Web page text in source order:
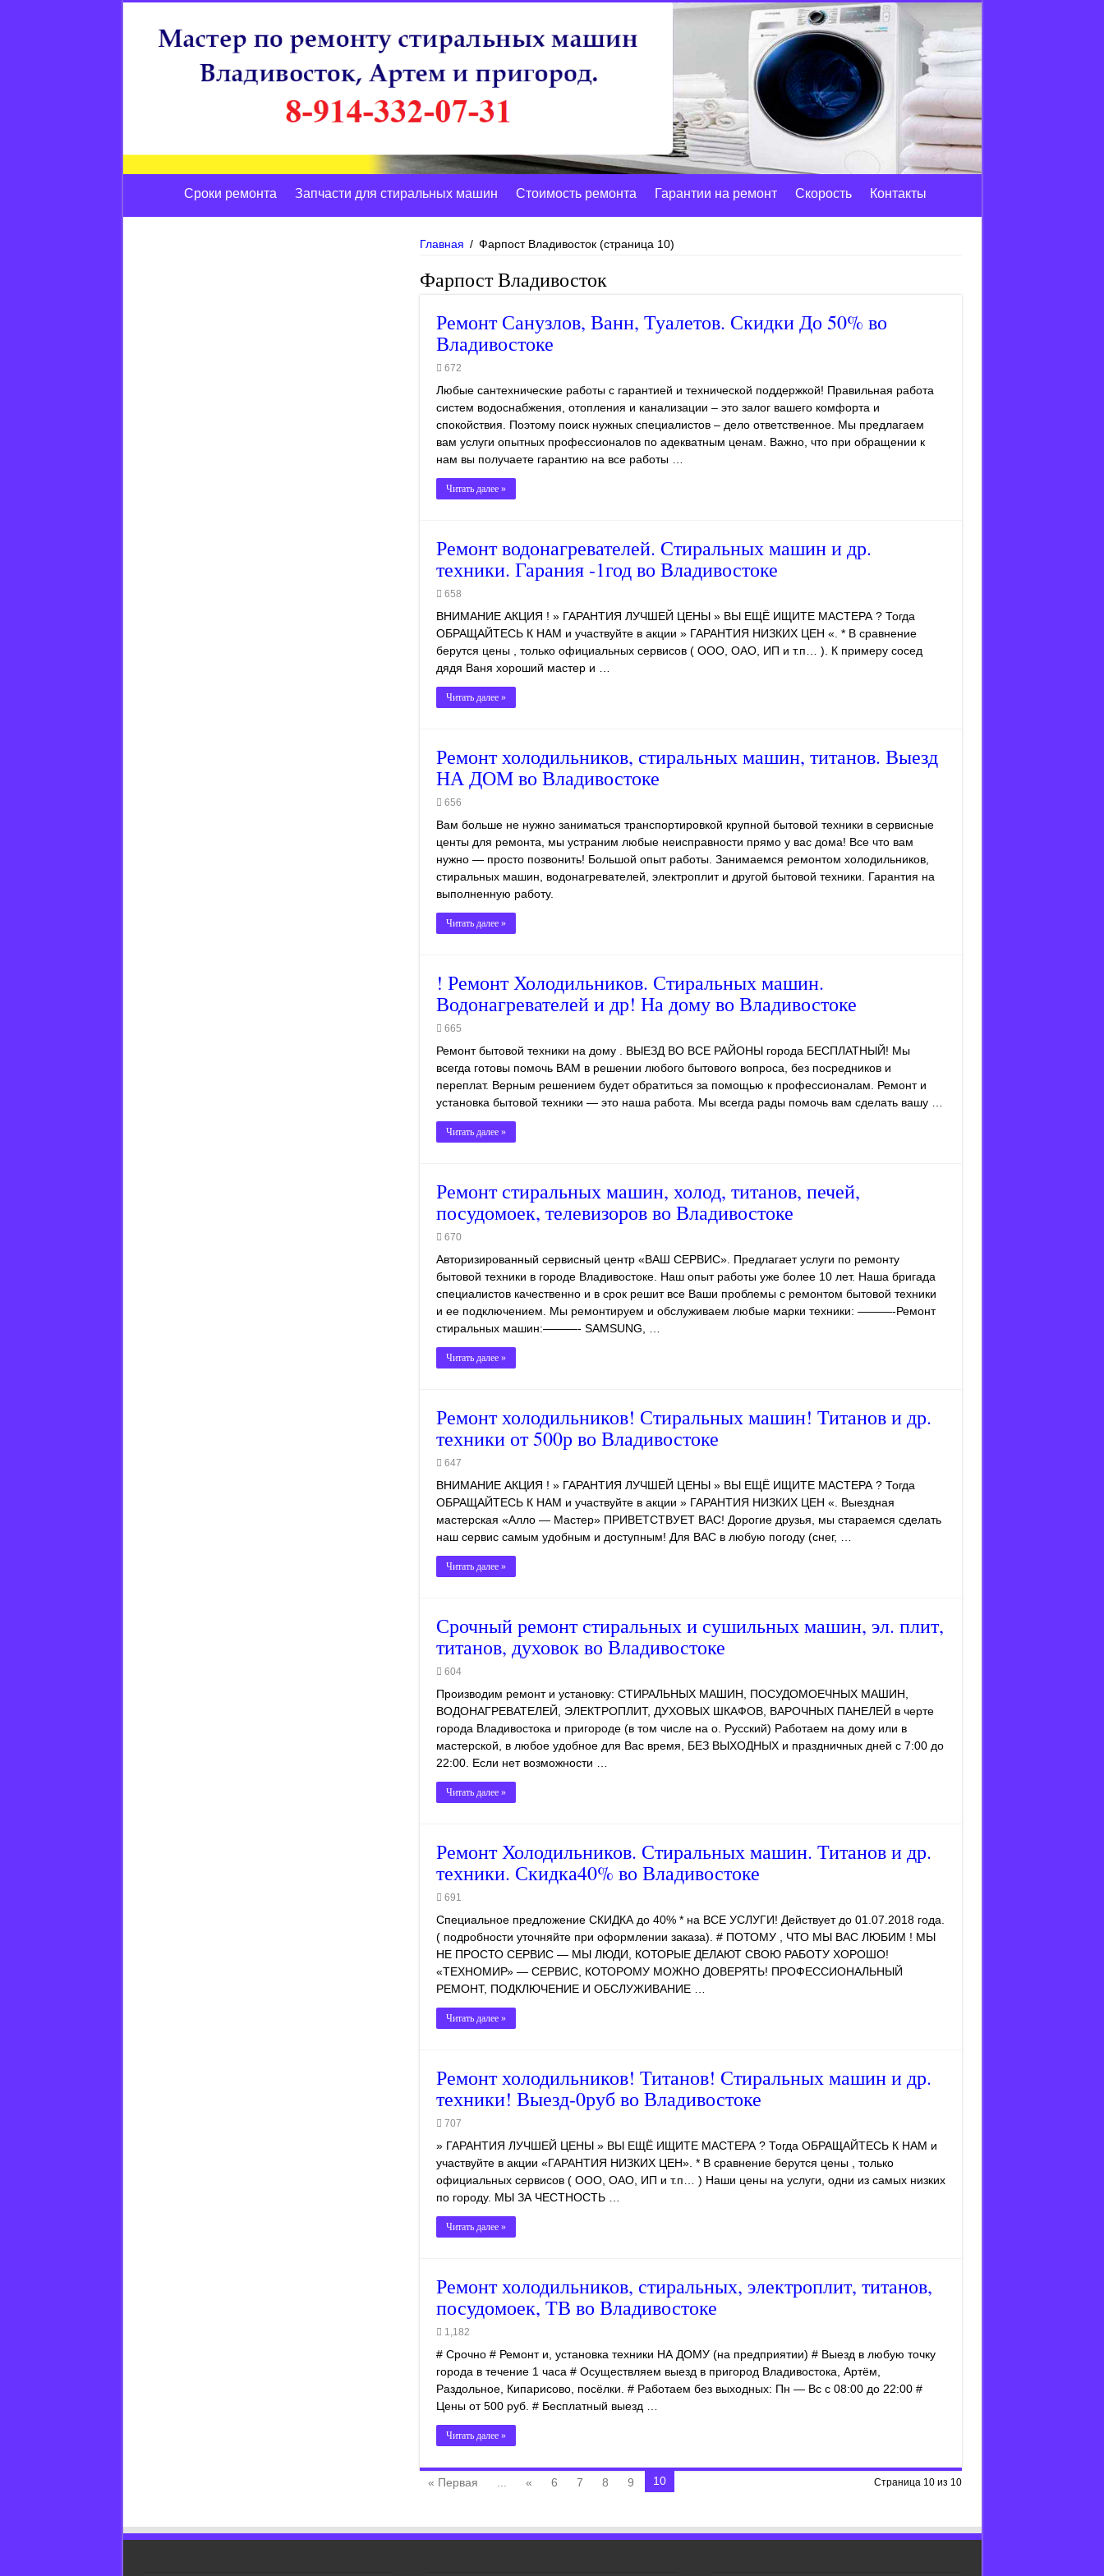
Сроки ремонта Запчасти для стиральных машин Стоимость ремонта Гарантии на ремонт Скорость Контакты
Главная / Фарпост Владивосток(страница 10)
Фарпост Владивосток
Ремонт Санузлов, Ванн, Туалетов. Скидки До 50% во
Владивостоке
672
Любые сантехнические работы с гарантией и технической поддержкой! Правильная работа
систем водоснабжения, отопления и канализации – это залог вашего комфорта и
спокойствия. Поэтому поиск нужных специалистов – дело ответственное. Мы предлагаем
вам услуги опытных профессионалов по адекватным ценам. Важно, что при обращении к
нам вы получаете гарантию на все работы …
Читать далее »
Ремонт водонагревателей. Стиральных машин и др.
техники. Гарания -1год во Владивостоке
658
ВНИМАНИЕ АКЦИЯ ! » ГАРАНТИЯ ЛУЧШЕЙ ЦЕНЫ » ВЫ ЕЩЁ ИЩИТЕ МАСТЕРА ? Тогда
ОБРАЩАЙТЕСЬ К НАМ и участвуйте в акции » ГАРАНТИЯ НИЗКИХ ЦЕН «. * В сравнение
берутся цены , только официальных сервисов ( ООО, ОАО, ИП и т.п… ). К примеру сосед
дядя Ваня хороший мастер и …
Читать далее »
Ремонт холодильников, стиральных машин, титанов. Выезд
НА ДОМ во Владивостоке
656
Вам больше не нужно заниматься транспортировкой крупной бытовой техники в сервисные
центы для ремонта, мы устраним любые неисправности прямо у вас дома! Все что вам
нужно — просто позвонить! Большой опыт работы. Занимаемся ремонтом холодильников,
стиральных машин, водонагревателей, электроплит и другой бытовой техники. Гарантия на
выполненную работу.
Читать далее »
! Ремонт Холодильников. Стиральных машин.
Водонагревателей и др! На дому во Владивостоке
665
Ремонт бытовой техники на дому . ВЫЕЗД ВО ВСЕ РАЙОНЫ города БЕСПЛАТНЫЙ! Мы
всегда готовы помочь ВАМ в решении любого бытового вопроса, без посредников и
переплат. Верным решением будет обратиться за помощью к профессионалам. Ремонт и
установка бытовой техники — это наша работа. Мы всегда рады помочь вам сделать вашу …
Читать далее »
Ремонт стиральных машин, холод, титанов, печей,
посудомоек, телевизоров во Владивостоке
670
Авторизированный сервисный центр «ВАШ СЕРВИС». Предлагает услуги по ремонту
бытовой техники в городе Владивостоке. Наш опыт работы уже более 10 лет. Наша бригада
специалистов качественно и в срок решит все Ваши проблемы с ремонтом бытовой техники
и ее подключением. Мы ремонтируем и обслуживаем любые марки техники: ———-Ремонт
стиральных машин:———- SAMSUNG, …
Читать далее »
Ремонт холодильников! Стиральных машин! Титанов и др.
техники от 500р во Владивостоке
647
ВНИМАНИЕ АКЦИЯ ! » ГАРАНТИЯ ЛУЧШЕЙ ЦЕНЫ » ВЫ ЕЩЁ ИЩИТЕ МАСТЕРА ? Тогда
ОБРАЩАЙТЕСЬ К НАМ и участвуйте в акции » ГАРАНТИЯ НИЗКИХ ЦЕН «. Выездная
мастерская «Алло — Мастер» ПРИВЕТСТВУЕТ ВАС! Дорогие друзья, мы стараемся сделать
наш сервис самым удобным и доступным! Для ВАС в любую погоду (снег, …
Читать далее »
Срочный ремонт стиральных и сушильных машин, эл. плит,
титанов, духовок во Владивостоке
604
Производим ремонт и установку: СТИРАЛЬНЫХ МАШИН, ПОСУДОМОЕЧНЫХ МАШИН,
ВОДОНАГРЕВАТЕЛЕЙ, ЭЛЕКТРОПЛИТ, ДУХОВЫХ ШКАФОВ, ВАРОЧНЫХ ПАНЕЛЕЙ в черте
города Владивостока и пригороде (в том числе на о. Русский) Работаем на дому или в
мастерской, в любое удобное для Вас время, БЕЗ ВЫХОДНЫХ и праздничных дней с 7:00 до
22:00. Если нет возможности …
Читать далее »
Ремонт Холодильников. Стиральных машин. Титанов и др.
техники. Скидка40% во Владивостоке
691
Специальное предложение СКИДКА до 40% * на ВСЕ УСЛУГИ! Действует до 01.07.2018 года.
( подробности уточняйте при оформлении заказа). # ПОТОМУ , ЧТО МЫ ВАС ЛЮБИМ ! МЫ
НЕ ПРОСТО СЕРВИС — МЫ ЛЮДИ, КОТОРЫЕ ДЕЛАЮТ СВОЮ РАБОТУ ХОРОШО!
«ТЕХНОМИР» — СЕРВИС, КОТОРОМУ МОЖНО ДОВЕРЯТЬ! ПРОФЕССИОНАЛЬНЫЙ
РЕМОНТ, ПОДКЛЮЧЕНИЕ И ОБСЛУЖИВАНИЕ …
Читать далее »
Ремонт холодильников! Титанов! Стиральных машин и др.
техники! Выезд-0руб во Владивостоке
707
» ГАРАНТИЯ ЛУЧШЕЙ ЦЕНЫ » ВЫ ЕЩЁ ИЩИТЕ МАСТЕРА ? Тогда ОБРАЩАЙТЕСЬ К НАМ и
участвуйте в акции «ГАРАНТИЯ НИЗКИХ ЦЕН». * В сравнение берутся цены , только
официальных сервисов ( ООО, ОАО, ИП и т.п… ) Наши цены на услуги, одни из самых низких
по городу. МЫ ЗА ЧЕСТНОСТЬ …
Читать далее »
Ремонт холодильников, стиральных, электроплит, титанов,
посудомоек, ТВ во Владивостоке
1,182
# Срочно # Ремонт и, установка техники НА ДОМУ (на предприятии) # Выезд в любую точку
города в течение 1 часа # Осуществляем выезд в пригород Владивостока, Артём,
Раздольное, Кипарисово, посёлки. # Работаем без выходных: Пн — Вс с 08:00 до 22:00 #
Цены от 500 руб. # Бесплатный выезд …
Читать далее »
Страница 10 из 10
« Первая « 6 7 8 9 10